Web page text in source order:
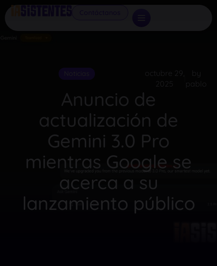
octubre 29,
2025
by
pablo
Anuncio de
actualización de
Gemini 3.0 Pro
mientras Google se
acerca a su
lanzamiento público